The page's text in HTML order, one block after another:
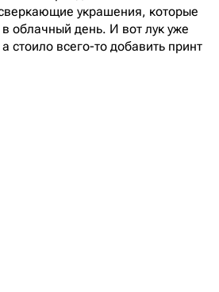
украшения, которые
облачный день. И вот лук уже
стоило всего-то добавить принт